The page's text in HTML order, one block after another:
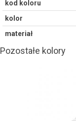
kod koloru
kolor
materiał
Pozostałe kolory